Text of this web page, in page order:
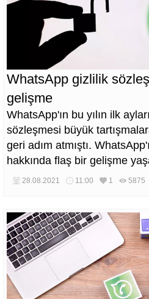
WhatsApp gizlilik
gelişme
WhatsApp'ın bu yılın ilk
sözleşmesi büyük
geri adım atmıştı.
hakkında flaş bir gelişme
28.08.2021 11:00 1 5875